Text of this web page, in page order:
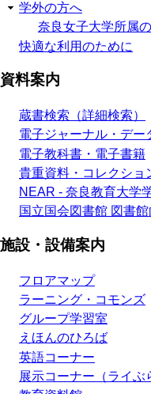
学外の方へ
奈良女子大学所属
快適な利用のために
資料案内
蔵書検索（詳細検索）
電子ジャーナル・デー
電子教科書・電子書籍
貴重資料・コレクショ
NEAR - 奈良教育大学
国立国会図書館 図書
施設・設備案内
フロアマップ
ラーニング・コモンズ
グループ学習室
えほんのひろば
英語コーナー
展示コーナー（ライぶ